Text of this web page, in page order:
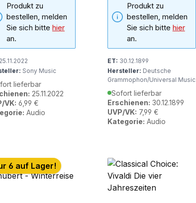
Produkt zu
bestellen, melden
Sie sich bitte hier
an.
25.11.2022
Sony Music
lieferbar
25.11.2022
VK: 6,99 €
Audio
Produkt zu
bestellen, melden
Sie sich bitte hier
an.
ET: 30.12.1899
Hersteller: Deutsche
Grammophon/Universal Music
Sofort lieferbar
Erschienen: 30.12.1899
UVP/VK: 7,99 €
Kategorie: Audio
6 auf Lager!